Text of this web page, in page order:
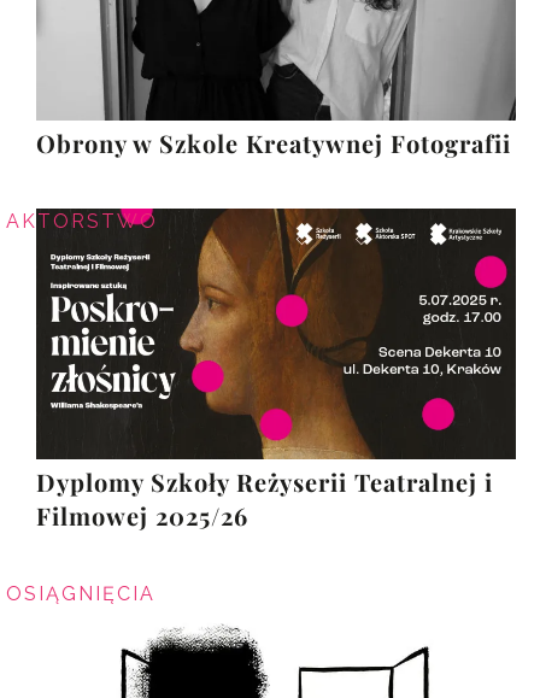
Obrony w Szkole Kreatywnej Fotografii
AKTORSTWO
Dyplomy Szkoły Reżyserii Teatralnej i
Filmowej 2025/26
OSIĄGNIĘCIA